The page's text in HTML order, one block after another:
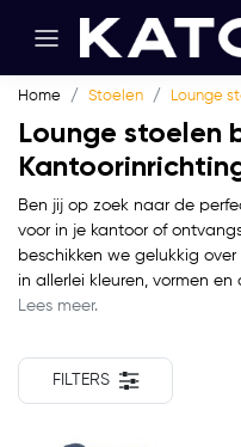
Home Stoelen Lounge
Lounge stoelen
Ben jij op zoek naar de
voor in je kantoor of
beschikken we gelukkig
in allerlei kleuren, vormen en
Lees meer.
FILTERS